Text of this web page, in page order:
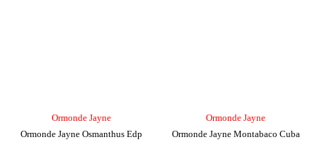
Ormonde Jayne
Ormonde Jayne Osmanthus Edp
Ormonde Jayne
Ormonde Jayne Montabaco Cuba